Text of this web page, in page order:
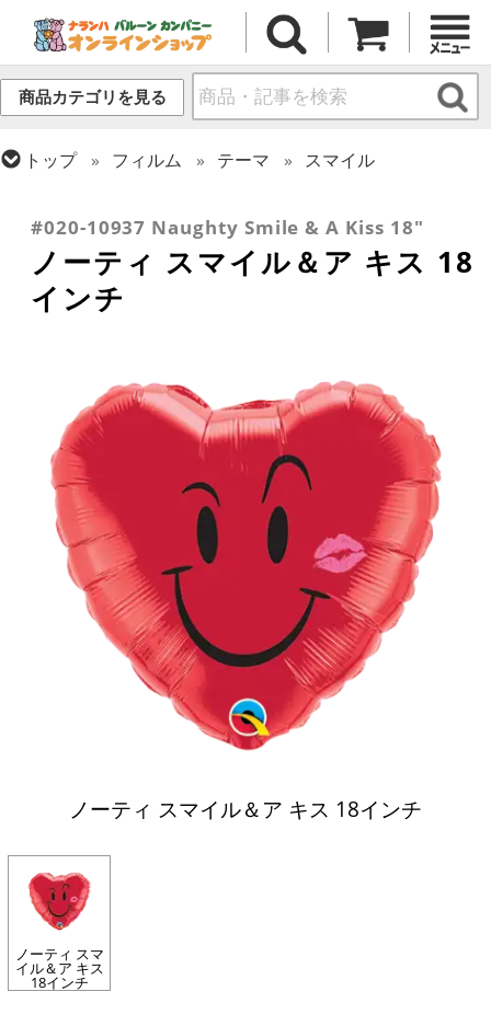
商品カテゴリを見る
トップ フィルム テーマ
スマイル
バレンタイン
#020-10937 Naughty Smile & A Kiss 18"
ノーティ スマイル＆ア キス 18
インチ
ノーティ スマイル＆ア キス 18インチ
ノーティ スマ
イル＆ア キス
18インチ